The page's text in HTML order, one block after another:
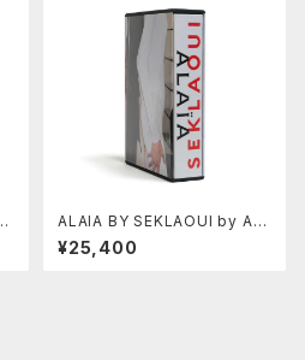
ALAIA BY SEKLAOUI by Ant
hony Seklaoui
¥25,400